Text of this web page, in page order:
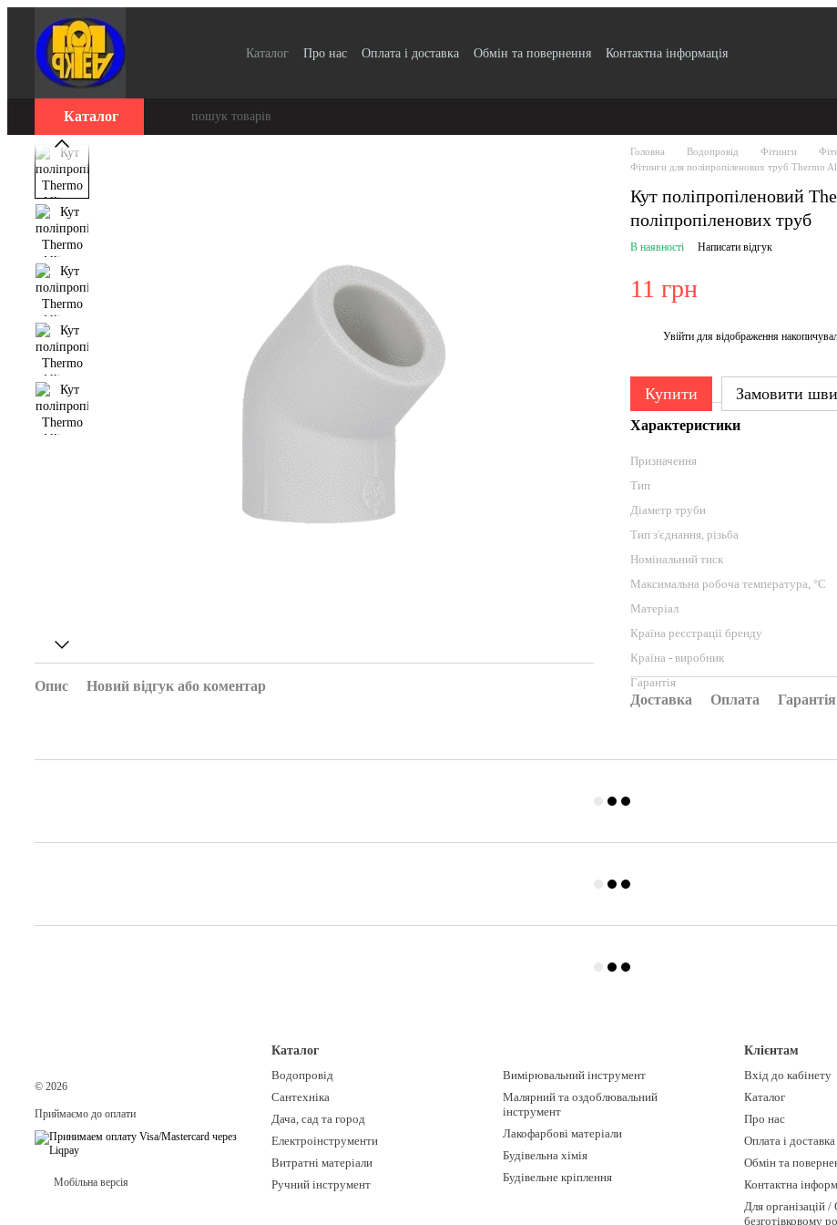
Перейти до основного контенту
Каталог Про нас Оплата і доставка Обмін та повернення
Контактна інформація
Каталог
Опис Новий відгук або коментар
Головна Водопровід Фітинги
Фітинги для поліпропіленових труб Thermo
Кут поліпропіленовий
поліпропіленових труб
В наявності Написати відгук
11 грн
Увійти для відображення
Купити Замовити
Характеристики
Призначення
Тип
Діаметр труби
Тип з'єднання, різьба
Номінальний тиск
Максимальна робоча температура, °C
Матеріал
Країна реєстрації бренду
Країна - виробник
Гарантія
Доставка Оплата Гарантія
© 2026
Приймаємо до оплати
Мобільна версія
Каталог
Водопровід
Сантехніка
Дача, сад та город
Електроінструменти
Витратні матеріали
Ручний інструмент
Вимірювальний інструмент
Малярний та оздоблювальний
інструмент
Лакофарбові матеріали
Будівельна хімія
Будівельне кріплення
Клієнтам
Вхід до кабінету
Каталог
Про нас
Оплата і доставка
Обмін та
Контактна
Для організацій /
безготівковому